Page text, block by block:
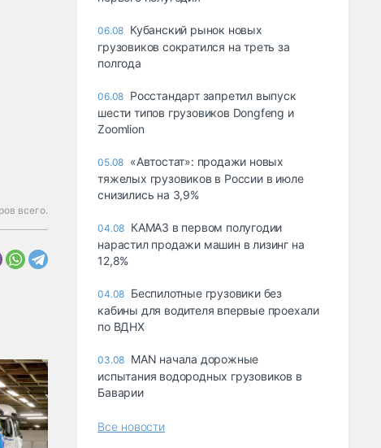
всего.
06.08 Кубанский рынок новых
грузовиков сократился на треть за
полгода
06.08 Росстандарт запретил выпуск
шести типов грузовиков Dongfeng и
Zoomlion
05.08 «Автостат»: продажи новых
тяжелых грузовиков в России в июле
снизились на 3,9%
04.08 КАМАЗ в первом полугодии
нарастил продажи машин в лизинг на
12,8%
04.08 Беспилотные грузовики без
кабины для водителя впервые проехали
по ВДНХ
03.08 MAN начала дорожные
испытания водородных грузовиков в
Баварии
Все новости